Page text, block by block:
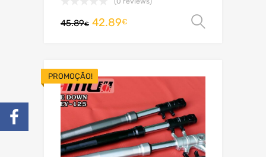
45.89€ 42.89€
PROMOÇÃO!